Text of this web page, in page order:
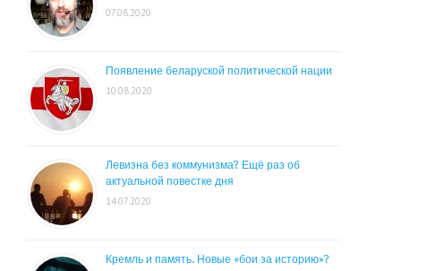
07.08.2020
Появление беларуской политической нации
10.08.2020
Левизна без коммунизма? Ещё раз об
актуальной повестке дня
14.07.2020
Кремль и память. Новые «бои за историю»?